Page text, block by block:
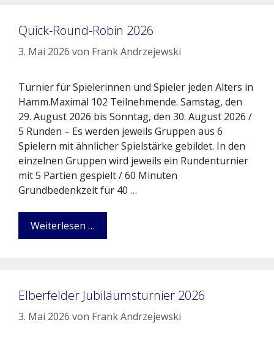
Quick-Round-Robin 2026
3. Mai 2026 von Frank Andrzejewski
Turnier für Spielerinnen und Spieler jeden Alters in
Hamm.Maximal 102 Teilnehmende. Samstag, den
29. August 2026 bis Sonntag, den 30. August 2026 /
5 Runden – Es werden jeweils Gruppen aus 6
Spielern mit ähnlicher Spielstärke gebildet. In den
einzelnen Gruppen wird jeweils ein Rundenturnier
mit 5 Partien gespielt / 60 Minuten
Grundbedenkzeit für 40 …
Weiterlesen …
Elberfelder Jubiläumsturnier 2026
3. Mai 2026 von Frank Andrzejewski